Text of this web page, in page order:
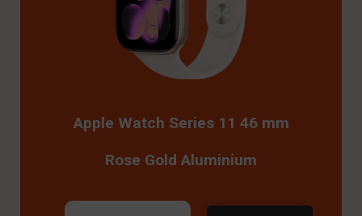
Apple Watch Series 11 46 mm
Rose Gold Aluminium